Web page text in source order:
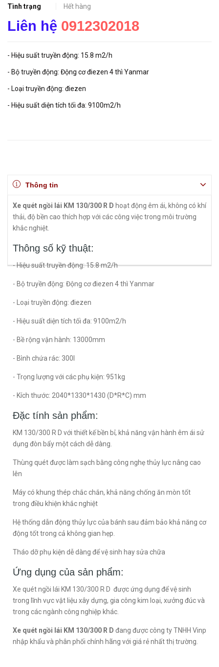
Tình trạng
Hết hàng
Liên hệ 0912302018
- Hiệu suất truyền động: 15.8 m2/h
- Bộ truyền động: Động cơ điezen 4 thì Yanmar
- Loại truyền động: điezen
- Hiệu suất diện tích tối đa: 9100m2/h
Thông tin
Xe quét ngồi lái KM 130/300 R D hoạt động êm ái, không có khí
thải, độ bền cao thích hợp với các công việc trong môi trường
khắc nghiệt.
Thông số kỹ thuật:
- Hiệu suất truyền động: 15.8 m2/h
- Bộ truyền động: Động cơ điezen 4 thì Yanmar
- Loại truyền động: điezen
- Hiệu suất diện tích tối đa: 9100m2/h
- Bề rộng vận hành: 13000mm
- Bình chứa rác: 300l
- Trọng lượng với các phụ kiện: 951kg
- Kích thước: 2040*1330*1430 (D*R*C) mm
Đặc tính sản phẩm:
KM 130/300 R D với thiết kế bền bỉ, khả năng vận hành êm ái sử
dụng đòn bẩy một cách dễ dàng.
Thùng quét được làm sạch bằng công nghẹ thủy lực nâng cao
lên
Máy có khung thép chắc chắn, khả năng chống ăn mòn tốt
trong điều khiện khắc nghiệt
Hệ thống dẫn động thủy lực của bánh sau đảm bảo khả năng cơ
động tốt trong cả không gian hẹp.
Tháo dỡ phụ kiện dễ dàng để vệ sinh hay sửa chữa
Ứng dụng của sản phẩm:
Xe quét ngồi lái KM 130/300 R D được ứng dụng để vệ sinh
trong lĩnh vực vật liệu xây dựng, gia công kim loại, xưởng đúc và
trong các ngành công nghiệp khác.
Xe quét ngồi lái KM 130/300 R D đang được công ty TNHH Vinp
nhập khẩu và phân phối chính hãng với giá rẻ nhất thị trường.